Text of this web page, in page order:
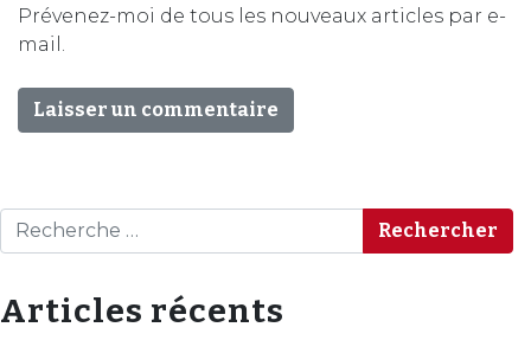
Prévenez-moi de tous les nouveaux articles par e-
mail.
Rechercher
Articles récents